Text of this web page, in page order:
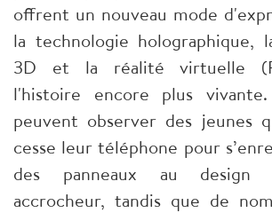
offrent un nouveau mode
la technologie holographique,
3D et la réalité virtuelle
l'histoire encore plus
peuvent observer des jeunes
cesse leur téléphone pour
des panneaux au design
accrocheur, tandis que de